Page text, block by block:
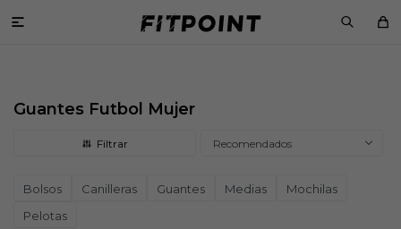

Guantes Futbol Mujer
Recomendados
Bolsos Canilleras Guantes Medias
Mochilas
Pelotas